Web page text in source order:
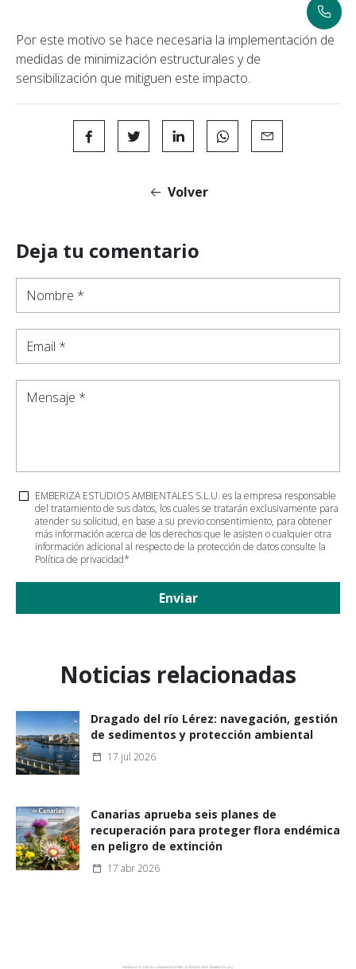
Por este motivo se hace necesaria la implementación de
medidas de minimización estructurales y de
sensibilización que mitiguen este impacto.
Volver
Deja tu comentario
Nombre *
Email *
Mensaje *
EMBERIZA ESTUDIOS AMBIENTALES S.L.U. es la empresa responsable
del tratamiento de sus datos, los cuales se tratarán exclusivamente para
atender su solicitud, en base a su previo consentimiento, para obtener
más información acerca de los derechos que le asisten o cualquier otra
información adicional al respecto de la protección de datos consulte la
Política de privacidad*
Enviar
Noticias relacionadas
Dragado del río Lérez: navegación, gestión
de sedimentos y protección ambiental
17 jul 2026
Canarias aprueba seis planes de
recuperación para proteger flora endémica
en peligro de extinción
17 abr 2026